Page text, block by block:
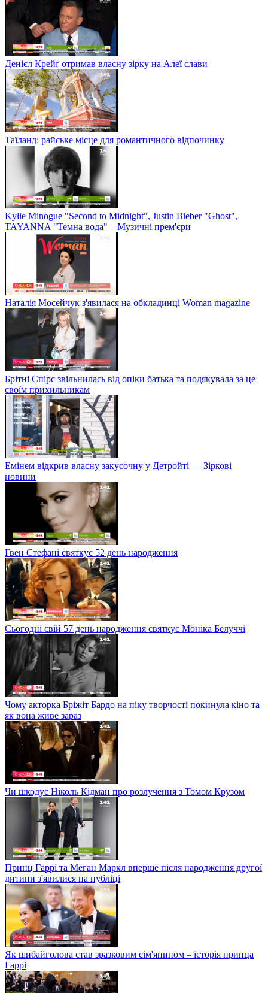
Денієл Крейґ отримав власну зірку на Алеї слави
Таїланд: райське місце для романтичного відпочинку
Kylie Minogue "Second to Midnight", Justin Bieber "Ghost",
TAYANNA "Темна вода" – Музичні прем'єри
Наталія Мосейчук з'явилася на обкладинці Woman magazine
Брітні Спірс звільнилась від опіки батька та подякувала за це
своїм прихильникам
Емінем відкрив власну закусочну у Детройті — Зіркові
новини
Гвен Стефані святкує 52 день народження
Сьогодні свій 57 день народження святкує Моніка Белуччі
Чому акторка Бріжіт Бардо на піку творчості покинула кіно та
як вона живе зараз
Чи шкодує Ніколь Кідман про розлучення з Томом Крузом
Принц Гаррі та Меган Маркл вперше після народження другої
дитини з'явилися на публіці
Як шибайголова став зразковим сім'янином – історія принца
Гаррі